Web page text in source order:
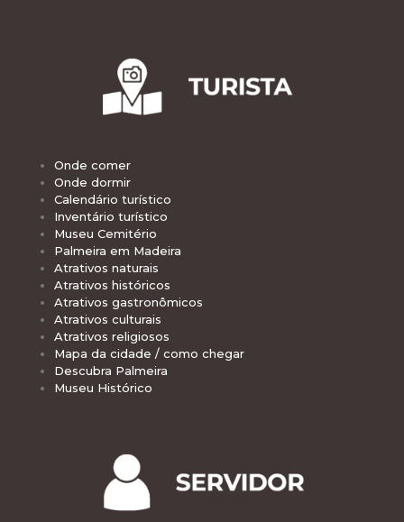
Onde comer
Onde dormir
Calendário turístico
Inventário turístico
Museu Cemitério
Palmeira em Madeira
Atrativos naturais
Atrativos históricos
Atrativos gastronômicos
Atrativos culturais
Atrativos religiosos
Mapa da cidade / como chegar
Descubra Palmeira
Museu Histórico